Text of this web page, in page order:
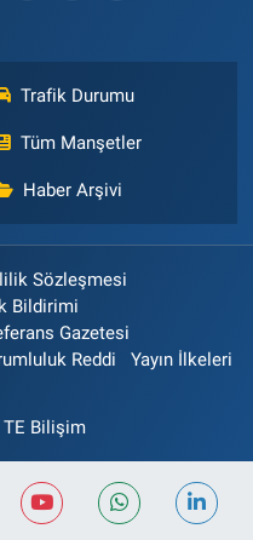
Trafik Durumu
Tüm Manşetler
Haber Arşivi
Sözleşmesi
Bildirimi
Gazetesi
Reddi Yayın İlkeleri
TE Bilişim